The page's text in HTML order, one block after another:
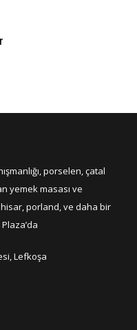
porselen, çatal
yemek masası ve
porland, ve daha bir
Lefkoşa